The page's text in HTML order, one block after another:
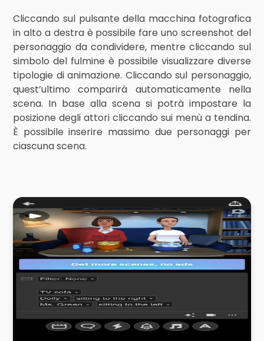
Cliccando sul pulsante della macchina fotografica
in alto a destra è possibile fare uno screenshot del
personaggio da condividere, mentre cliccando sul
simbolo del fulmine è possibile visualizzare diverse
tipologie di animazione. Cliccando sul personaggio,
quest’ultimo comparirà automaticamente nella
scena. In base alla scena si potrà impostare la
posizione degli attori cliccando sui menù a tendina.
È possibile inserire massimo due personaggi per
ciascuna scena.